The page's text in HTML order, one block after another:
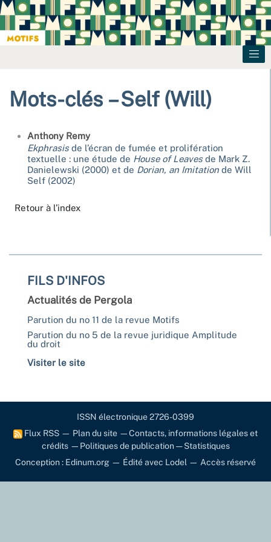
Mots-clés – Self (Will)
Anthony Remy
Ekphrasisde l’écran de fumée et prolifération
textuelle : une étude de House of Leavesde Mark Z.
Danielewski (2000) et de Dorian, an Imitation de Will
Self (2002)
Retour à l’index
FILS D'INFOS
Actualités de Pergola
Parution du no 11 de la revue Motifs
Parution du no 5 de la revue juridique Amplitude
du droit
Visiter le site
ISSN électronique 2726-0399
Flux RSS — Plan du site —Contacts, informations légales et
crédits— Politiques de publication—Statistiques
Conception : Edinum.org — Édité avec Lodel — Accès réservé